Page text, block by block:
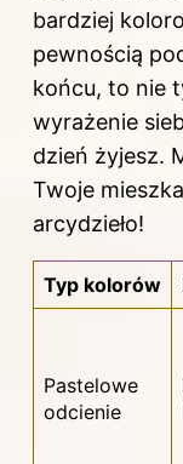
bardziej
pewnością
końcu, to nie
wyrażenie
dzień żyjesz.
Twoje
arcydzieło!
Typ kolorów
Pastelowe
odcienie